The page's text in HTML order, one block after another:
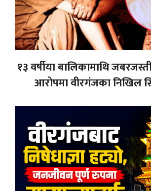
१३ वर्षीया बालिकामाथि
आरोपमा वीरगंजका निखिल